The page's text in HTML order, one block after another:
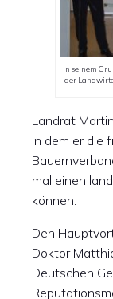
In seinem
der
Landrat
in dem er die
mal einen
können.
Den
Doktor
Deutschen